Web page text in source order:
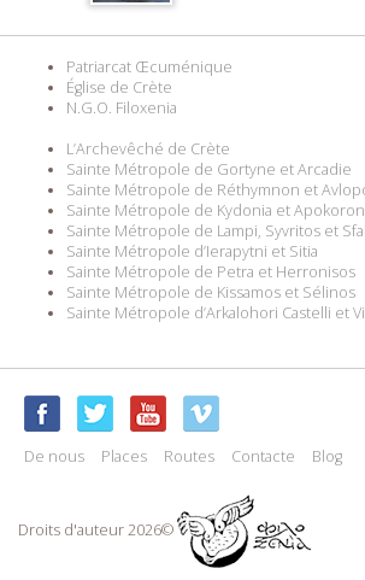
Patriarcat Œcuménique
Église de Crète
N.G.O. Filoxenia
L’Archevêché de Crète
Sainte Métropole de Gortyne et Arcadie
Sainte Métropole de Réthymnon et
Sainte Métropole de Kydonia et
Sainte Métropole de Lampi, Syvritos et
Sainte Métropole d’Ierapytni et Sitia
Sainte Métropole de Petra et Herronisos
Sainte Métropole de Kissamos et Sélinos
Sainte Métropole d’Arkalohori Castelli et
De nous Places Routes Contacte Blog
Droits d'auteur 2026©